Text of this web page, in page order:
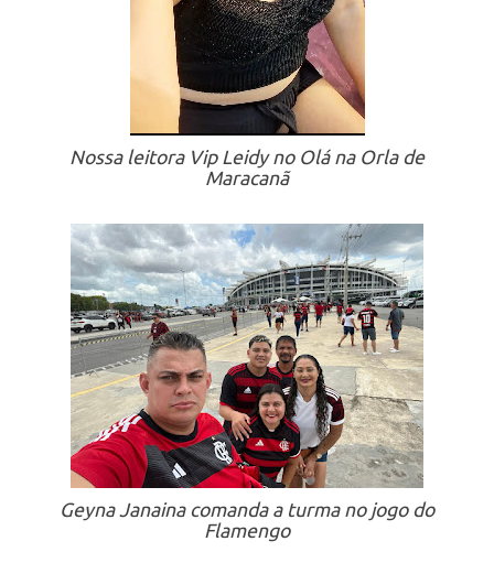
Nossa leitora Vip Leidy no Olá na Orla de
Maracanã
Geyna Janaina comanda a turma no jogo do
Flamengo